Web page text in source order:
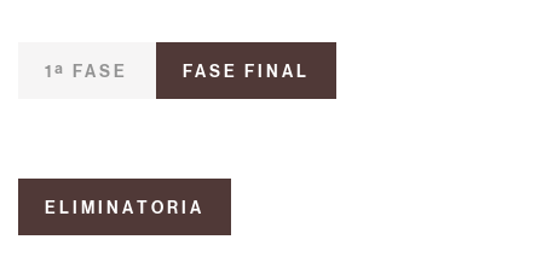
1ª FASE FASE FINAL
ELIMINATORIA